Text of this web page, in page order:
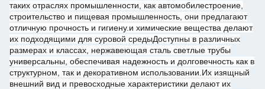
таких отраслях промышленности, как автомобилестроение,
строительство и пищевая промышленность, они предлагают
отличную прочность и гигиену.и химические вещества делают
их подходящими для суровой средыДоступны в различных
размерах и классах, нержавеющая сталь светлые трубы
универсальны, обеспечивая надежность и долговечность как в
структурном, так и декоративном использовании.Их изящный
внешний вид и превосходные характеристики делают их